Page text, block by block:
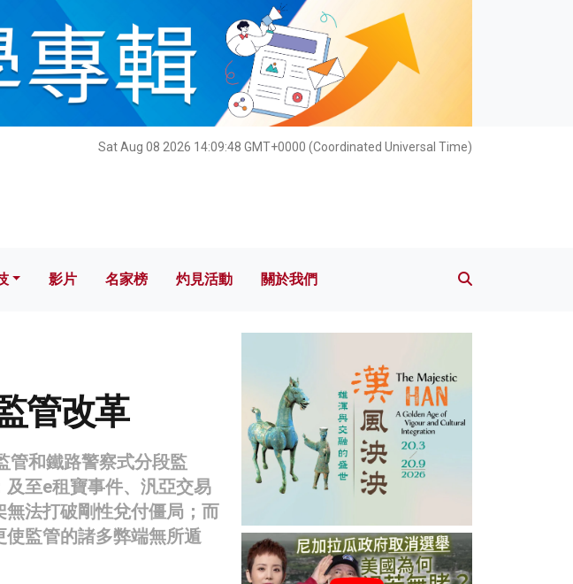
Sat Aug 08 2026 14:09:49 GMT+0000 (Coordinated Universal Time)
影片 名家榜 灼見活動 關於我們
影片 名家榜 灼見活動 關於我們
管改革
管和鐵路警察式分段監
至e租寶事件、汎亞交易
法打破剛性兌付僵局；而
監管的諸多弊端無所遁